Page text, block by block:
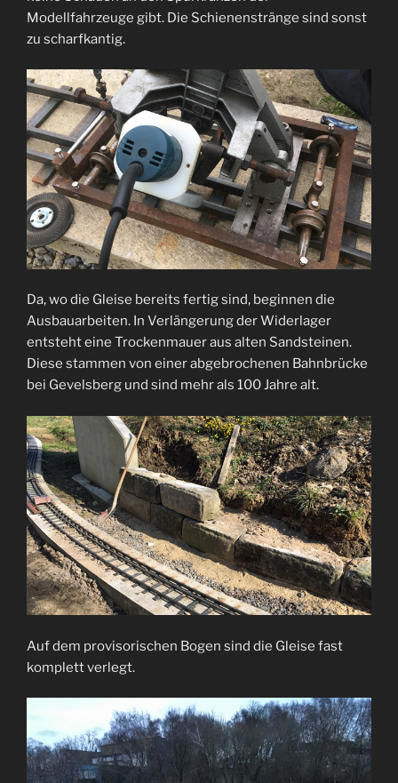
Modellfahrzeuge gibt. Die Schienenstränge sind sonst
zu scharfkantig.
Da, wo die Gleise bereits fertig sind, beginnen die
Ausbauarbeiten. In Verlängerung der Widerlager
entsteht eine Trockenmauer aus alten Sandsteinen.
Diese stammen von einer abgebrochenen Bahnbrücke
bei Gevelsberg und sind mehr als 100 Jahre alt.
Auf dem provisorischen Bogen sind die Gleise fast
komplett verlegt.